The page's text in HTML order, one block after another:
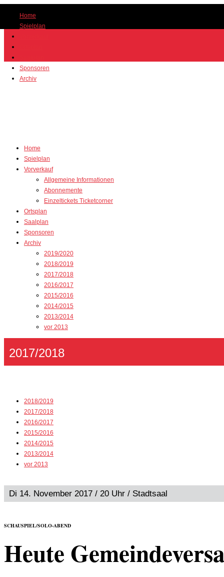
Home
Spielplan
Sponsoren
Archiv
Home
Spielplan
Vorverkauf
Allgemeine Informationen
Abonnemente
Einzeltickets Ticketcorner
Ortsplan
Saalplan
Sponsoren
Archiv
2019/2020
2018/2019
2017/2018
2016/2017
2015/2016
2014/2015
2013/2014
vor 2013
2017/2018
2018/2019
2017/2018
2016/2017
2015/2016
2014/2015
2013/2014
vor 2013
Di 14. November 2017 / 20 Uhr / Stadtsaal
SCHAUSPIEL/SOLO-ABEND
Heute